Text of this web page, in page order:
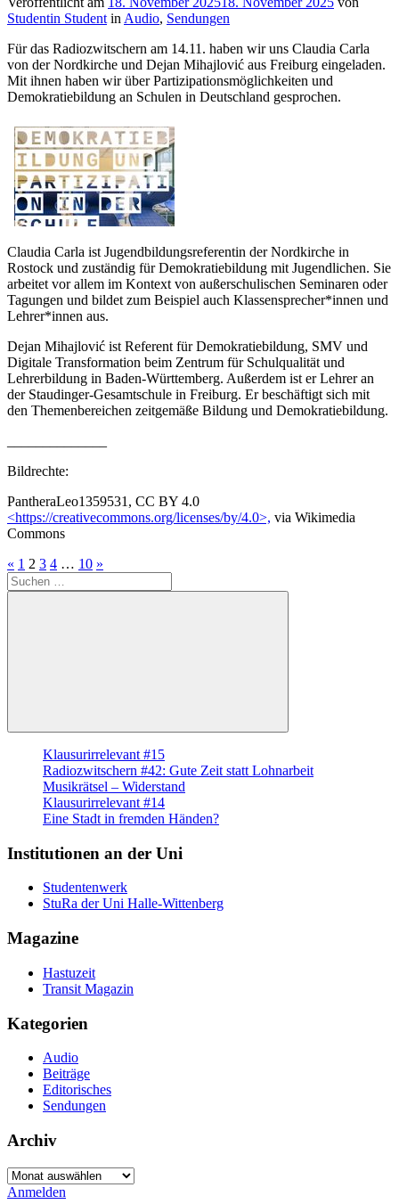
Studentin Student in Audio, Sendungen
Für das Radiozwitschern am 14.11. haben wir uns Claudia Carla
von der Nordkirche und Dejan Mihajlović aus Freiburg eingeladen.
Mit ihnen haben wir über Partizipationsmöglichkeiten und
Demokratiebildung an Schulen in Deutschland gesprochen.
Claudia Carla ist Jugendbildungsreferentin der Nordkirche in
Rostock und zuständig für Demokratiebildung mit Jugendlichen. Sie
arbeitet vor allem im Kontext von außerschulischen Seminaren oder
Tagungen und bildet zum Beispiel auch Klassensprecher*innen und
Lehrer*innen aus.
Dejan Mihajlović ist Referent für Demokratiebildung, SMV und
Digitale Transformation beim Zentrum für Schulqualität und
Lehrerbildung in Baden-Württemberg. Außerdem ist er Lehrer an
der Staudinger-Gesamtschule in Freiburg. Er beschäftigt sich mit
den Themenbereichen zeitgemäße Bildung und Demokratiebildung.
Bildrechte:
PantheraLeo1359531, CC BY 4.0
<https://creativecommons.org/licenses/by/4.0>, via Wikimedia
Commons
Seitennummerierung
der
« Vorherige
Beiträge
1 2 3 4 … 10 Nächste
»
Suche
nach:
Suchen
Klausurirrelevant #15
Radiozwitschern #42: Gute Zeit statt Lohnarbeit
Musikrätsel – Widerstand
Klausurirrelevant #14
Eine Stadt in fremden Händen?
Institutionen an der Uni
Studentenwerk
StuRa der Uni Halle-Wittenberg
Magazine
Hastuzeit
Transit Magazin
Kategorien
Audio
Beiträge
Editorisches
Sendungen
Archiv
Archiv
Anmelden